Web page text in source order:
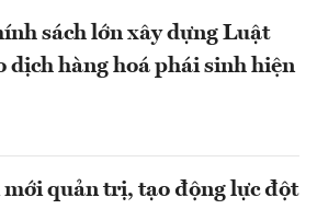
sách lớn xây dựng Luật
dịch hàng hoá phái sinh hiện
quản trị, tạo động lực đột